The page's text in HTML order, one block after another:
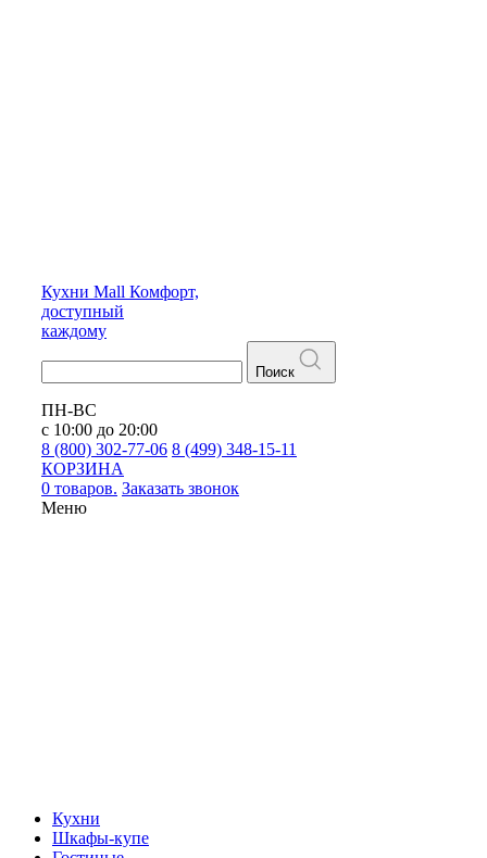
Кухни Mall Комфорт,
доступный
каждому
Поиск
ПН-ВС
с 10:00 до 20:00
8 (800) 302-77-06 8 (499) 348-15-11
КОРЗИНА
0 товаров. Заказать звонок
Меню
Кухни
Шкафы-купе